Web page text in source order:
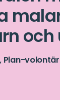
och
Plan-volontär